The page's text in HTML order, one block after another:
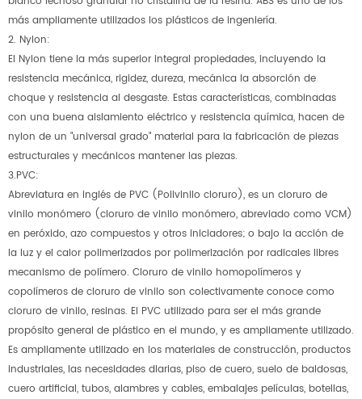
más ampliamente utilizados los plásticos de ingeniería.
2. Nylon:
El Nylon tiene la más superior integral propiedades, incluyendo la
resistencia mecánica, rigidez, dureza, mecánica la absorción de
choque y resistencia al desgaste. Estas características, combinadas
con una buena aislamiento eléctrico y resistencia química, hacen de
nylon de un "universal grado" material para la fabricación de piezas
estructurales y mecánicos mantener las piezas.
3.PVC:
Abreviatura en inglés de PVC (Polivinilo cloruro), es un cloruro de
vinilo monómero (cloruro de vinilo monómero, abreviado como VCM)
en peróxido, azo compuestos y otros iniciadores; o bajo la acción de
la luz y el calor polimerizados por polimerización por radicales libres
mecanismo de polímero. Cloruro de vinilo homopolímeros y
copolímeros de cloruro de vinilo son colectivamente conoce como
cloruro de vinilo, resinas. El PVC utilizado para ser el más grande
propósito general de plástico en el mundo, y es ampliamente utilizado.
Es ampliamente utilizado en los materiales de construcción, productos
industriales, las necesidades diarias, piso de cuero, suelo de baldosas,
cuero artificial, tubos, alambres y cables, embalajes películas, botellas,